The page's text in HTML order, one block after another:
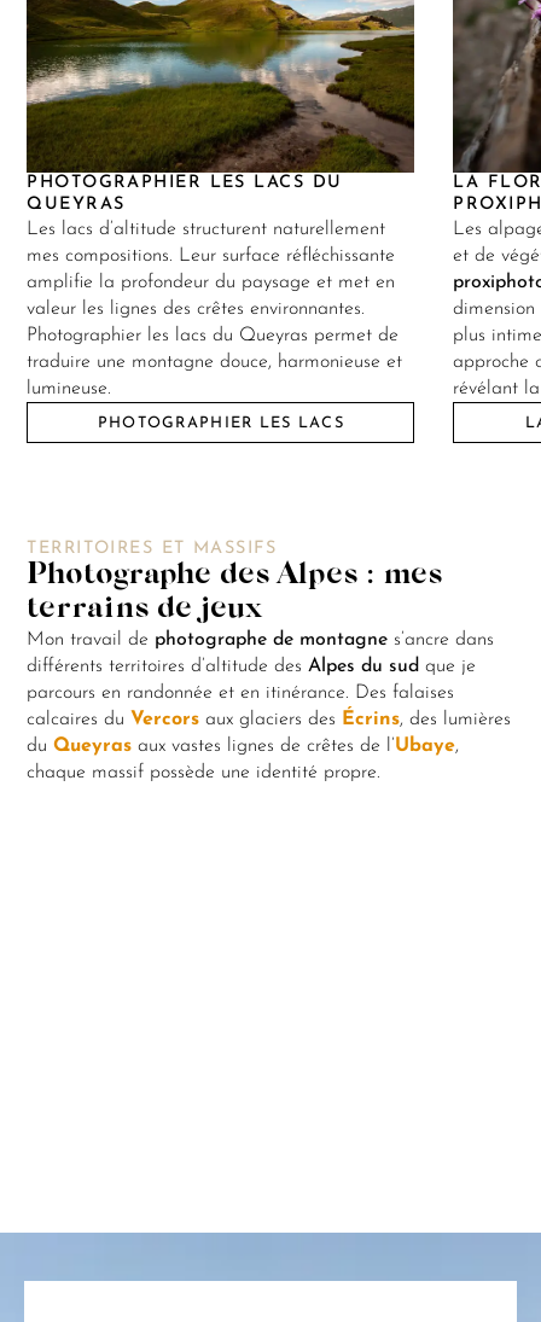
PHOTOGRAPHIER LES LACS DU
QUEYRAS
Les lacs d’altitude structurent naturellement
mes compositions. Leur surface réfléchissante
amplifie la profondeur du paysage et met en
valeur les lignes des crêtes environnantes.
Photographier les lacs du Queyras permet de
traduire une montagne douce, harmonieuse et
lumineuse.
PHOTOGRAPHIER LES LACS
LA
Les
et de
plus
approche
révélant
TERRITOIRES ET MASSIFS
Photographe des Alpes : mes
terrains de jeux
Mon travail de photographe de montagne s’ancre dans
différents territoires d’altitude desAlpes du sud que je
parcours en randonnée et en itinérance. Des falaises
calcaires du Vercors aux glaciers des Écrins, des lumières
duQueyras aux vastes lignes de crêtes de l’Ubaye,
chaque massif possède une identité propre.